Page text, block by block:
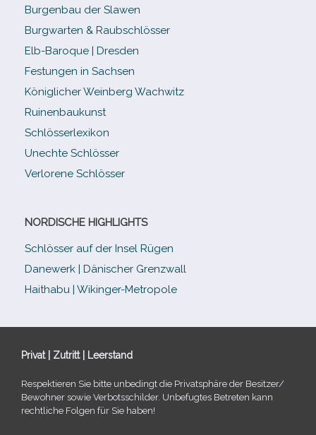
Burgenbau der Slawen
Burgwarten & Raubschlösser
Elb-​Baroque | Dresden
Festungen in Sachsen
Königlicher Weinberg Wachwitz
Ruinenbaukunst
Schlösserlexikon
Unechte Schlösser
Verlorene Schlösser
NORDISCHE HIGHLIGHTS
Schlösser auf der Insel Rügen
Danewerk | Dänischer Grenzwall
Haithabu | Wikinger-Metropole
Privat | Zutritt | Leerstand
Respektieren Sie bitte unbe­dingt die Privatsphäre der Besitzer/​
Bewohner sowie Verbotsschilder. Unbefugtes Betreten kann
recht­li­che Folgen für Sie haben!